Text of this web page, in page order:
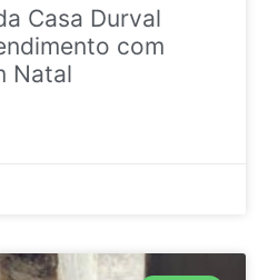
Casa Durval
com
Natal